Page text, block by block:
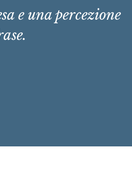
e una percezione